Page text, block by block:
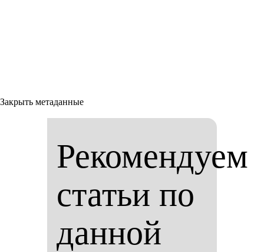
Закрыть метаданные
Рекомендуем
статьи по
данной